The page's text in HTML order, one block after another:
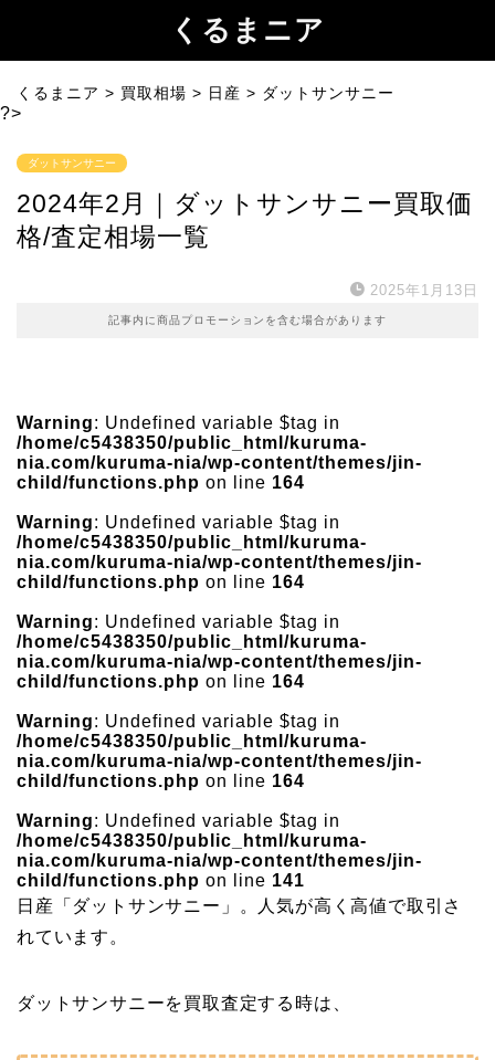
くるまニア
くるまニア > 買取相場 > 日産 > ダットサンサニー
?>
ダットサンサニー
2024年2月｜ダットサンサニー買取価
格/査定相場一覧
2025年1月13日
記事内に商品プロモーションを含む場合があります
Warning: Undefined variable $tag in
/home/c5438350/public_html/kuruma-
nia.com/kuruma-nia/wp-content/themes/jin-
child/functions.php on line 164
Warning: Undefined variable $tag in
/home/c5438350/public_html/kuruma-
nia.com/kuruma-nia/wp-content/themes/jin-
child/functions.php on line 164
Warning: Undefined variable $tag in
/home/c5438350/public_html/kuruma-
nia.com/kuruma-nia/wp-content/themes/jin-
child/functions.php on line 164
Warning: Undefined variable $tag in
/home/c5438350/public_html/kuruma-
nia.com/kuruma-nia/wp-content/themes/jin-
child/functions.php on line 164
Warning: Undefined variable $tag in
/home/c5438350/public_html/kuruma-
nia.com/kuruma-nia/wp-content/themes/jin-
child/functions.php on line 141
日産「ダットサンサニー」。人気が高く高値で取引さ
れています。
ダットサンサニーを買取査定する時は、